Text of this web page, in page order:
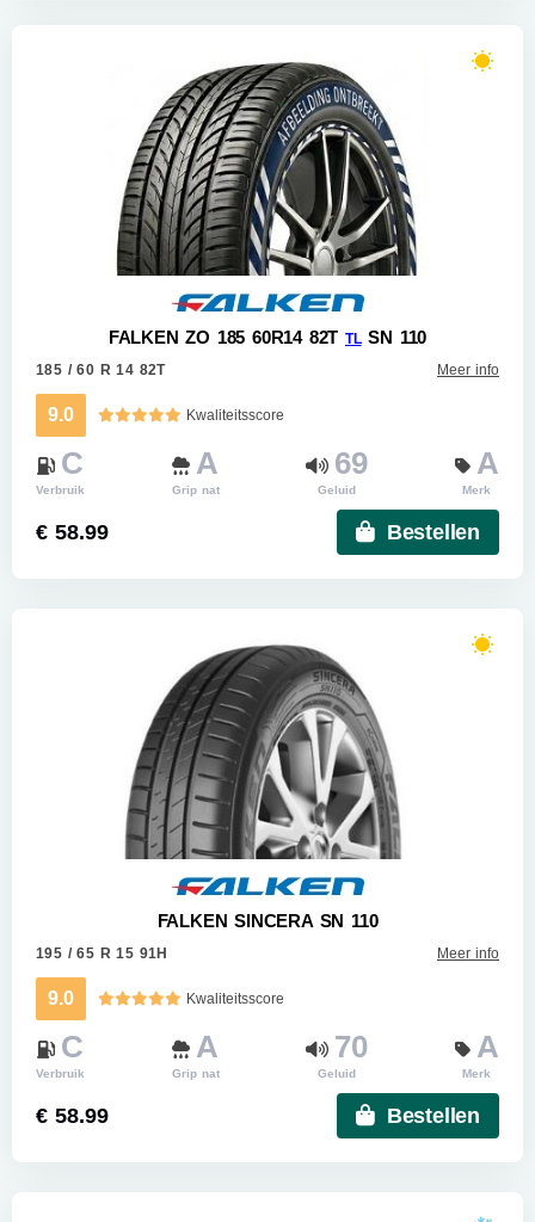
FALKEN ZO 185 60R14 82T TLSN 110
185 / 60 R 14 82T Meer info
9.0 Kwaliteitsscore
C
Verbruik
A
Grip nat
69
Geluid
A
Merk
€ 58.99 Bestellen
FALKEN SINCERA SN 110
195 / 65 R 15 91H Meer info
9.0 Kwaliteitsscore
C
Verbruik
A
Grip nat
70
Geluid
A
Merk
€ 58.99 Bestellen